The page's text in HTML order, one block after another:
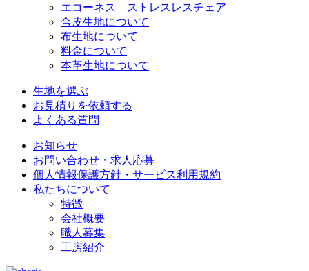
エコーネス ストレスレスチェア
合皮生地について
布生地について
料金について
本革生地について
生地を選ぶ
お見積りを依頼する
よくある質問
お知らせ
お問い合わせ・求人応募
個人情報保護方針・サービス利用規約
私たちについて
特徴
会社概要
職人募集
工房紹介